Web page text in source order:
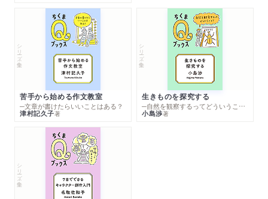
シリーズ・全集
苦手から始める作文教室
─文章が書けたらいいことはある？
津村記久子著
シリーズ・全集
生きものを探究する
─自然を観察するってどういうこと？
小島渉著
シリーズ・全集